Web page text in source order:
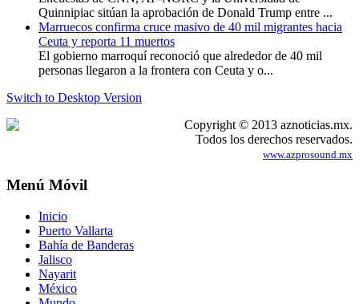
Quinnipiac sitúan la aprobación de Donald Trump entre ...
Marruecos confirma cruce masivo de 40 mil migrantes hacia
Ceuta y reporta 11 muertos
El gobierno marroquí reconoció que alrededor de 40 mil
personas llegaron a la frontera con Ceuta y o...
Switch to Desktop Version
Copyright © 2013 aznoticias.mx.
Todos los derechos reservados.
www.azprosound.mx
Menú Móvil
Inicio
Puerto Vallarta
Bahía de Banderas
Jalisco
Nayarit
México